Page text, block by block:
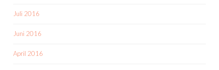
Juli 2016
Juni 2016
April 2016